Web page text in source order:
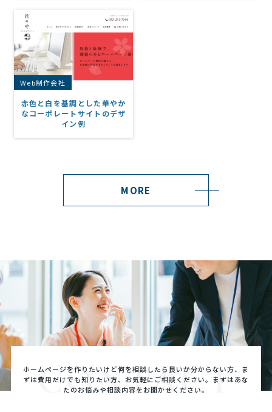
Web制作会社
赤色と白を基調とした華やか
なコーポレートサイトのデザ
イン例
MORE
CONTACT
ホームページを作りたいけど何を相談したら良いか分からない方、ま
ずは費用だけでも知りたい方、 お気軽にご相談ください。まずはあな
たのお悩みや相談内容をお聞かせください。